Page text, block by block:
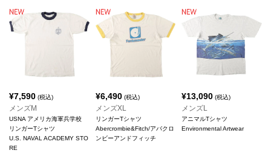
¥7,590 (税込)
メンズM
USNA アメリカ海軍兵学校
リンガーTシャツ
U.S. NAVAL ACADEMY STO
RE
¥6,490(税込)
メンズXL
リンガーTシャツ
Abercrombie&Fitch/アバクロ
ンビーアンドフィッチ
¥13,090 (税込)
メンズL
アニマルTシャツ
Environmental Artwear